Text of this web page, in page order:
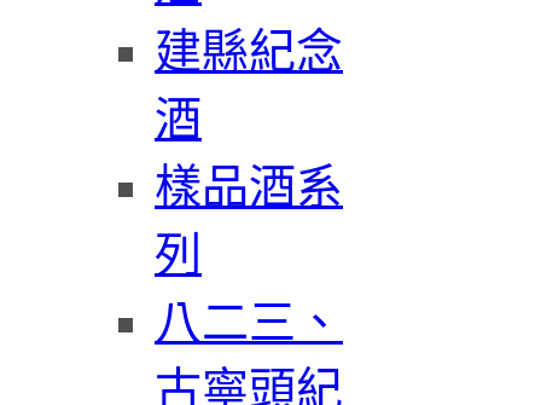
建縣紀念
酒
樣品酒系
列
八二三、
古寧頭紀